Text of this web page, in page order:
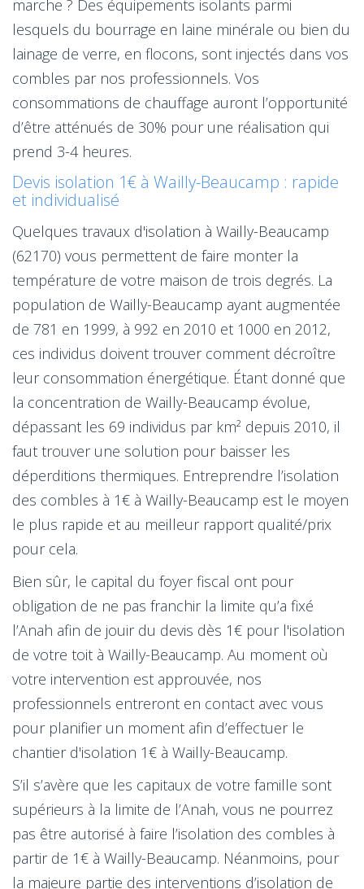
marche ? Des équipements isolants parmi
lesquels du bourrage en laine minérale ou bien du
lainage de verre, en flocons, sont injectés dans vos
combles par nos professionnels. Vos
consommations de chauffage auront l’opportunité
d’être atténués de 30% pour une réalisation qui
prend 3-4 heures.
Devis isolation 1€ à Wailly-Beaucamp : rapide
et individualisé
Quelques travaux d'isolation à Wailly-Beaucamp
(62170) vous permettent de faire monter la
température de votre maison de trois degrés. La
population de Wailly-Beaucamp ayant augmentée
de 781 en 1999, à 992 en 2010 et 1000 en 2012,
ces individus doivent trouver comment décroître
leur consommation énergétique. Étant donné que
la concentration de Wailly-Beaucamp évolue,
dépassant les 69 individus par km² depuis 2010, il
faut trouver une solution pour baisser les
déperditions thermiques. Entreprendre l’isolation
des combles à 1€ à Wailly-Beaucamp est le moyen
le plus rapide et au meilleur rapport qualité/prix
pour cela.
Bien sûr, le capital du foyer fiscal ont pour
obligation de ne pas franchir la limite qu’a fixé
l’Anah afin de jouir du devis dès 1€ pour l'isolation
de votre toit à Wailly-Beaucamp. Au moment où
votre intervention est approuvée, nos
professionnels entreront en contact avec vous
pour planifier un moment afin d’effectuer le
chantier d'isolation 1€ à Wailly-Beaucamp.
S’il s’avère que les capitaux de votre famille sont
supérieurs à la limite de l’Anah, vous ne pourrez
pas être autorisé à faire l’isolation des combles à
partir de 1€ à Wailly-Beaucamp. Néanmoins, pour
la majeure partie des interventions d’isolation de